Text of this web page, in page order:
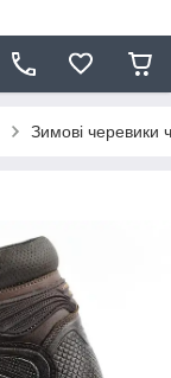
Зимові черевики